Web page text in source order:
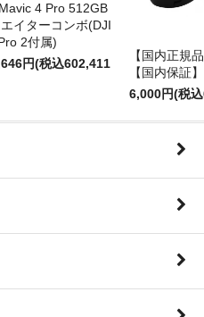
4 Pro 512GB
イターコンボ(DJI
2付属)
円(税込602,411
【国内正規
【国内保証】
6,000円(税